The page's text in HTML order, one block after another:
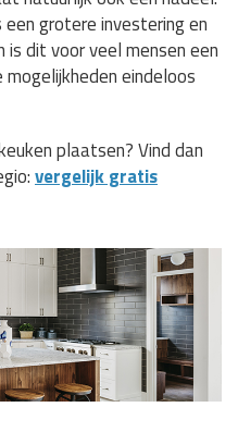
grotere investering en
is dit voor veel mensen een
eindeloos
plaatsen? Vind dan
vergelijk gratis